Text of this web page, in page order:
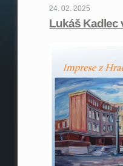
24. 02. 2025
Lukáš Kadlec